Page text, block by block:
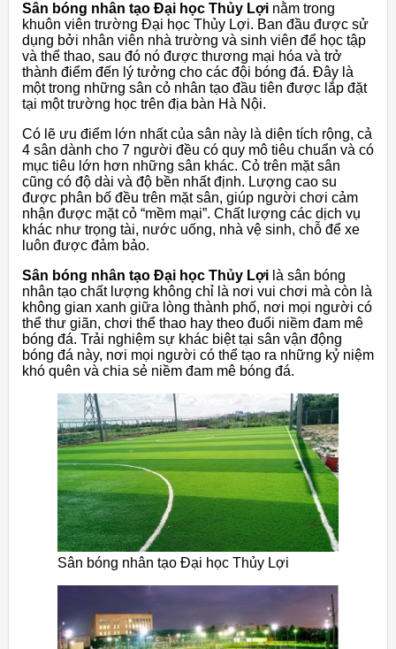
Sân bóng nhân tạo Đại học Thủy Lợi nằm trong
khuôn viên trường Đại học Thủy Lợi. Ban đầu được sử
dụng bởi nhân viên nhà trường và sinh viên để học tập
và thể thao, sau đó nó được thương mại hóa và trở
thành điểm đến lý tưởng cho các đội bóng đá. Đây là
một trong những sân cỏ nhân tạo đầu tiên được lắp đặt
tại một trường học trên địa bàn Hà Nội.
Có lẽ ưu điểm lớn nhất của sân này là diện tích rộng, cả
4 sân dành cho 7 người đều có quy mô tiêu chuẩn và có
mục tiêu lớn hơn những sân khác. Cỏ trên mặt sân
cũng có độ dài và độ bền nhất định. Lượng cao su
được phân bố đều trên mặt sân, giúp người chơi cảm
nhận được mặt cỏ “mềm mại”. Chất lượng các dịch vụ
khác như trọng tài, nước uống, nhà vệ sinh, chỗ để xe
luôn được đảm bảo.
Sân bóng nhân tạo Đại học Thủy Lợi là sân bóng
nhân tạo chất lượng không chỉ là nơi vui chơi mà còn là
không gian xanh giữa lòng thành phố, nơi mọi người có
thể thư giãn, chơi thể thao hay theo đuổi niềm đam mê
bóng đá. Trải nghiệm sự khác biệt tại sân vận động
bóng đá này, nơi mọi người có thể tạo ra những kỷ niệm
khó quên và chia sẻ niềm đam mê bóng đá.
Sân bóng nhân tạo Đại học Thủy Lợi